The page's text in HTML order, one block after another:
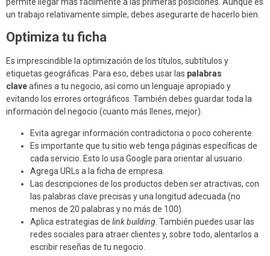
un trabajo relativamente simple, debes asegurarte de hacerlo bien.
Optimiza tu ficha
Es imprescindible la optimización de los títulos, subtítulos y
etiquetas geográficas. Para eso, debes usar las palabras
claveafines a tu negocio, así como un lenguaje apropiado y
evitando los errores ortográficos. También debes guardar toda la
información del negocio (cuanto más llenes, mejor).
Evita agregar información contradictoria o poco coherente.
Es importante que tu sitio web tenga páginas específicas de
cada servicio. Esto lo usa Google para orientar al usuario.
Agrega URLs a la ficha de empresa.
Las descripciones de los productos deben ser atractivas, con
las palabras clave precisas y una longitud adecuada (no
menos de 20 palabras y no más de 100).
Aplica estrategias de link building . También puedes usar las
redes sociales para atraer clientes y, sobre todo, alentarlos a
escribir reseñas de tu negocio.